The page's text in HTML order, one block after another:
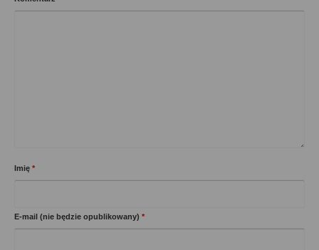
Imię *
E-mail (nie będzie opublikowany) *